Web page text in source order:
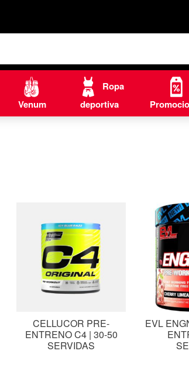
Venum
Ropa
deportiva
CELLUCOR PRE-
ENTRENO C4 | 30-50
SERVIDAS
EVL